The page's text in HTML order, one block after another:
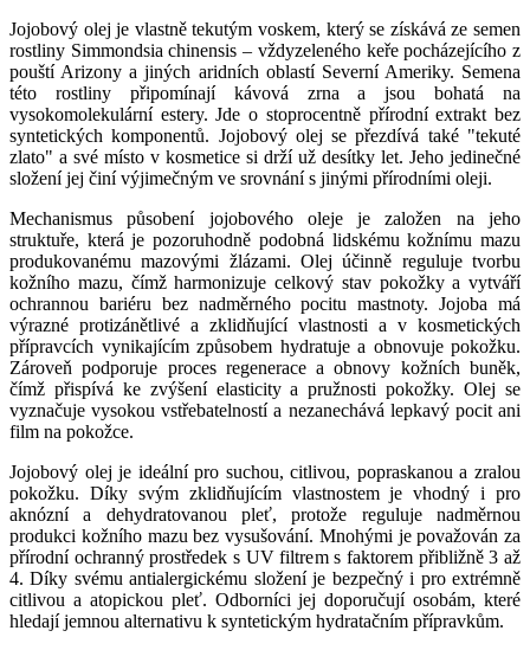
Jojobový olej je vlastně tekutým voskem, který se získává ze semen
rostliny Simmondsia chinensis – vždyzeleného keře pocházejícího z
pouští Arizony a jiných aridních oblastí Severní Ameriky. Semena
této rostliny připomínají kávová zrna a jsou bohatá na
vysokomolekulární estery. Jde o stoprocentně přírodní extrakt bez
syntetických komponentů. Jojobový olej se přezdívá také "tekuté
zlato" a své místo v kosmetice si drží už desítky let. Jeho jedinečné
složení jej činí výjimečným ve srovnání s jinými přírodními oleji.
Mechanismus působení jojobového oleje je založen na jeho
struktuře, která je pozoruhodně podobná lidskému kožnímu mazu
produkovanému mazovými žlázami. Olej účinně reguluje tvorbu
kožního mazu, čímž harmonizuje celkový stav pokožky a vytváří
ochrannou bariéru bez nadměrného pocitu mastnoty. Jojoba má
výrazné protizánětlivé a zklidňující vlastnosti a v kosmetických
přípravcích vynikajícím způsobem hydratuje a obnovuje pokožku.
Zároveň podporuje proces regenerace a obnovy kožních buněk,
čímž přispívá ke zvýšení elasticity a pružnosti pokožky. Olej se
vyznačuje vysokou vstřebatelností a nezanechává lepkavý pocit ani
film na pokožce.
Jojobový olej je ideální pro suchou, citlivou, popraskanou a zralou
pokožku. Díky svým zklidňujícím vlastnostem je vhodný i pro
aknózní a dehydratovanou pleť, protože reguluje nadměrnou
produkci kožního mazu bez vysušování. Mnohými je považován za
přírodní ochranný prostředek s UV filtrem s faktorem přibližně 3 až
4. Díky svému antialergickému složení je bezpečný i pro extrémně
citlivou a atopickou pleť. Odborníci jej doporučují osobám, které
hledají jemnou alternativu k syntetickým hydratačním přípravkům.